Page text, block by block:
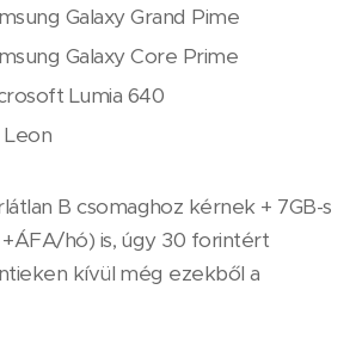
Galaxy Grand Pime
Galaxy Core Prime
Lumia 640
Leon
B csomaghoz kérnek + 7GB-s
hó) is, úgy 30 forintért
kívül még ezekből a